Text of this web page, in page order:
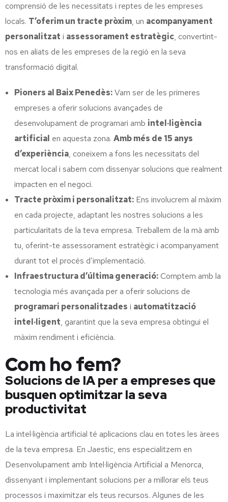
comprensió de les necessitats i reptes de les empreses
locals. T’oferim un tracte pròxim, un acompanyament
personalitzat i assessorament estratègic, convertint-
nos en aliats de les empreses de la regió en la seva
transformació digital.
Pioners al Baix Penedès:Vam ser de les primeres
empreses a oferir solucions avançades de
desenvolupament de programari amb intel·ligència
artificial en aquesta zona. Amb més de 15 anys
d’experiència, coneixem a fons les necessitats del
mercat local i sabem com dissenyar solucions que realment
impacten en el negoci.
Tracte pròxim i personalitzat: Ens involucrem al màxim
en cada projecte, adaptant les nostres solucions a les
particularitats de la teva empresa. Treballem de la mà amb
tu, oferint-te assessorament estratègic i acompanyament
durant tot el procés d’implementació.
Infraestructura d’última generació:Comptem amb la
tecnologia més avançada per a oferir solucions de
programari personalitzades i automatització
intel·ligent, garantint que la seva empresa obtingui el
màxim rendiment i eficiència.
Com ho fem?
Solucions de IA per a empreses que
busquen optimitzar la seva
productivitat
La intel·ligència artificial té aplicacions clau en totes les àrees
de la teva empresa. En Jaestic, ens especialitzem en
Desenvolupament amb Intel·ligència Artificial a Menorca,
dissenyant i implementant solucions per a millorar els teus
processos i maximitzar els teus recursos. Algunes de les